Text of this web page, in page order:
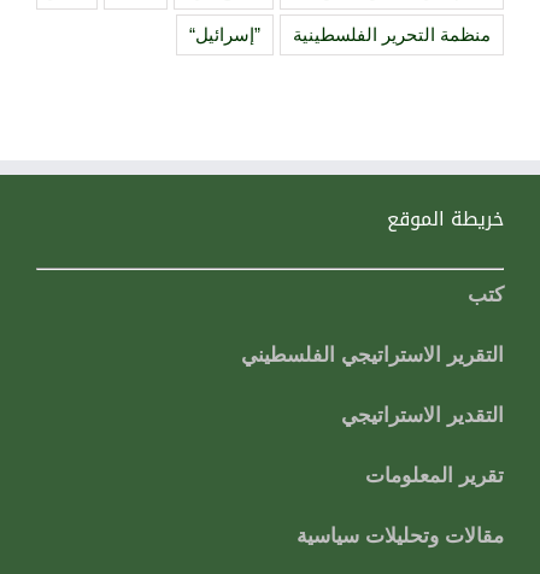
منظمة التحرير الفلسطينية ”إسرائيل“
خريطة الموقع
كتب
التقرير الاستراتيجي الفلسطيني
التقدير الاستراتيجي
تقرير المعلومات
مقالات وتحليلات سياسية